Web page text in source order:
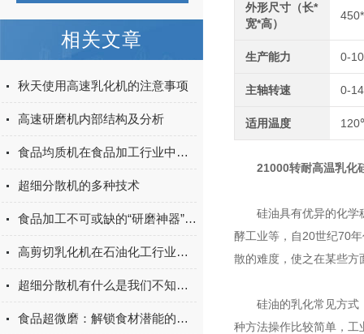
相关文章
秋天使用高速乳化机的注意事项
高速研磨机内部结构及分析
食品均质机在食品加工行业中扮演着至关重要的角色
超细分散机的多种技术
食品加工不可或缺的“研磨神器”：一文读懂胶体磨的选型与操作全攻略
高剪切乳化机在石油化工行业是怎么工作的
超细分散机有什么是我们不知道的
食品超微磨：解锁食材潜能的精细加工设备
外形尺寸（长*
宽*高）
生产能力 0-
主轴转速 0-
适用温度
21000转耐高温乳化
硅油具有优异的化学稳
酵工业等，自20世纪70
散的难度，使之在某些
硅油的乳化常见方式：
种方法操作比较简单，